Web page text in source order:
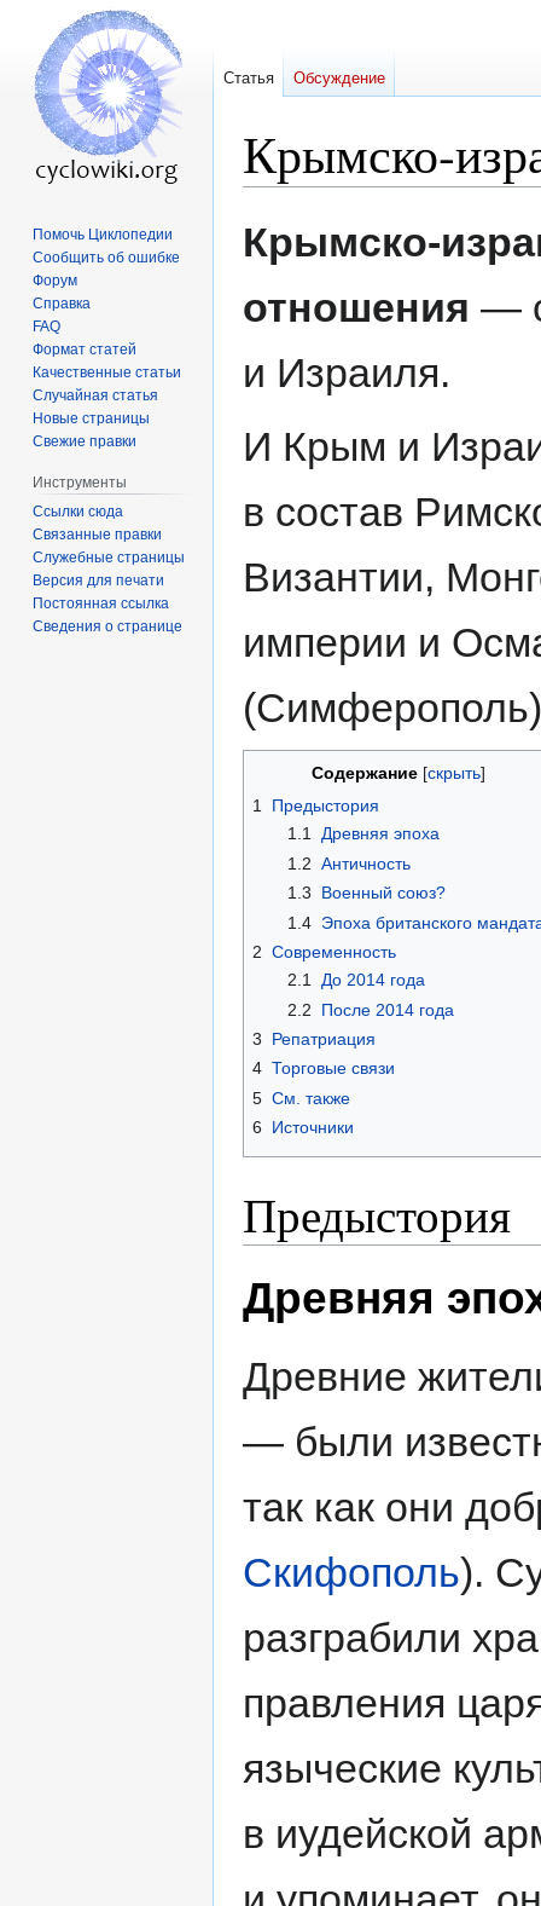
Крымско-
Крымско-
отношения —
и Израиля.
И Крым и
в состав
Византии,
империи и
Содержание
1 Предыстория
1.1 Древняя эпоха
1.2 Античность
1.3
Военный союз?
1.4 Эпоха британского
2 Современность
2.1
До 2014 года
2.2
После 2014 года
3
Репатриация
4 Торговые связи
5 См. также
6
Источники
Предыстория
Древняя
Древние
— были
так как они
Скифополь).
разграбили
правления
языческие
в иудейской
Статья Обсуждение
Помочь Циклопедии
Сообщить об ошибке
Форум
Справка
FAQ
Формат статей
Качественные статьи
Случайная статья
Новые страницы
Свежие правки
Инструменты
Ссылки сюда
Связанные правки
Служебные страницы
Версия для печати
Постоянная ссылка
Сведения о странице